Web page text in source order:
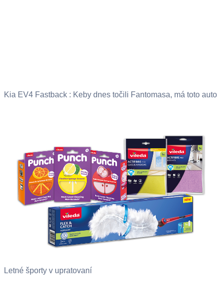
Kia EV4 Fastback : Keby dnes točili Fantomasa, má toto auto
Letné športy v upratovaní